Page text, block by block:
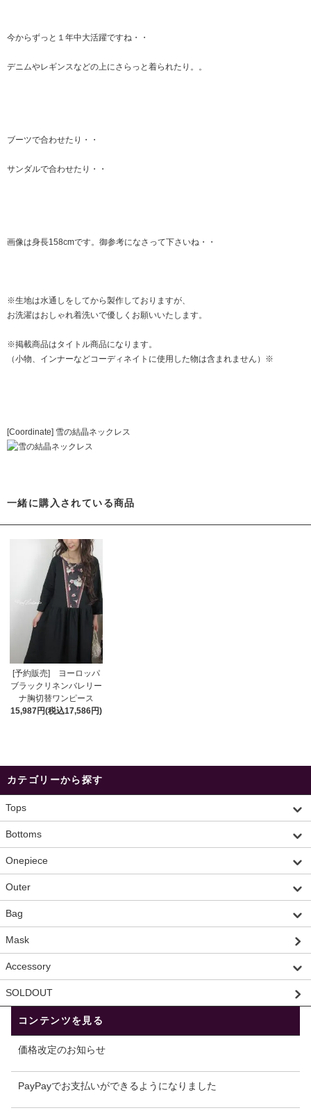
今からずっと１年中大活躍ですね・・
デニムやレギンスなどの上にさらっと着られたり。。
ブーツで合わせたり・・
サンダルで合わせたり・・
画像は身長158cmです。御参考になさって下さいね・・
※生地は水通しをしてから製作しておりますが、
お洗濯はおしゃれ着洗いで優しくお願いいたします。
※掲載商品はタイトル商品になります。
（小物、インナーなどコーディネイトに使用した物は含まれません）※
[Coordinate] 雪の結晶ネックレス
一緒に購入されている商品
[予約販売] ヨーロッパ
ブラックリネンバレリー
ナ胸切替ワンピース
15,987円(税込17,586円)
カテゴリーから探す
Tops
Bottoms
Onepiece
Outer
Bag
Mask
Accessory
SOLDOUT
コンテンツを見る
価格改定のお知らせ
PayPayでお支払いができるようになりました